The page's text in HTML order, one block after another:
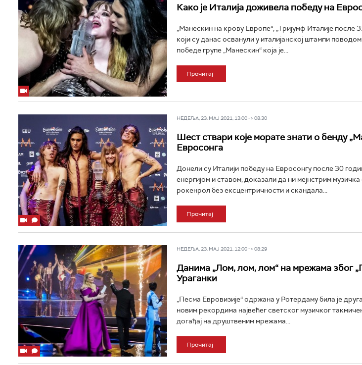
Како је Италија доживела победу на
„Манескин на крову Европе“, „Тријумф Италије после
који су данас осванули у италијанској штампи
победе групе „Манескин“ која је...
Прочитај
НЕДЕЉА, 23. МАЈ 2021, 13:00 -> 08:30
Шест ствари које морате знати о бенду
Евросонга
Донели су Италији победу на Евросонгу после 30
енергијом и ставом, доказали да ни мејнстрим
рокенрол без ексцентричности и скандала...
Прочитај
НЕДЕЉА, 23. МАЈ 2021, 12:00 -> 08:29
Данима „Лом, лом, лом“ на мрежама због
Ураганки
„Песма Евровизије“ одржана у Ротердаму била је
новим рекордима највећег светског музичког
догађај на друштвеним мрежама...
Прочитај